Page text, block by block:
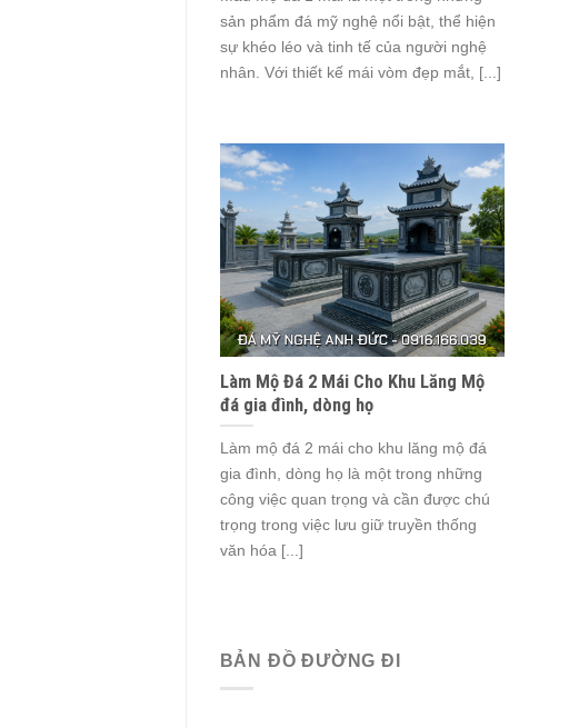
sản phẩm đá mỹ nghệ nổi bật, thể hiện
sự khéo léo và tinh tế của người nghệ
nhân. Với thiết kế mái vòm đẹp mắt, [...]
Làm Mộ Đá 2 Mái Cho Khu Lăng Mộ
đá gia đình, dòng họ
Làm mộ đá 2 mái cho khu lăng mộ đá
gia đình, dòng họ là một trong những
công việc quan trọng và cần được chú
trọng trong việc lưu giữ truyền thống
văn hóa [...]
BẢN ĐỒ ĐƯỜNG ĐI